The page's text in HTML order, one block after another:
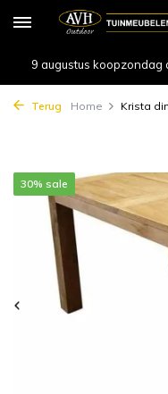
9 augustus koopzondag
Terug Home Krista
30% sale